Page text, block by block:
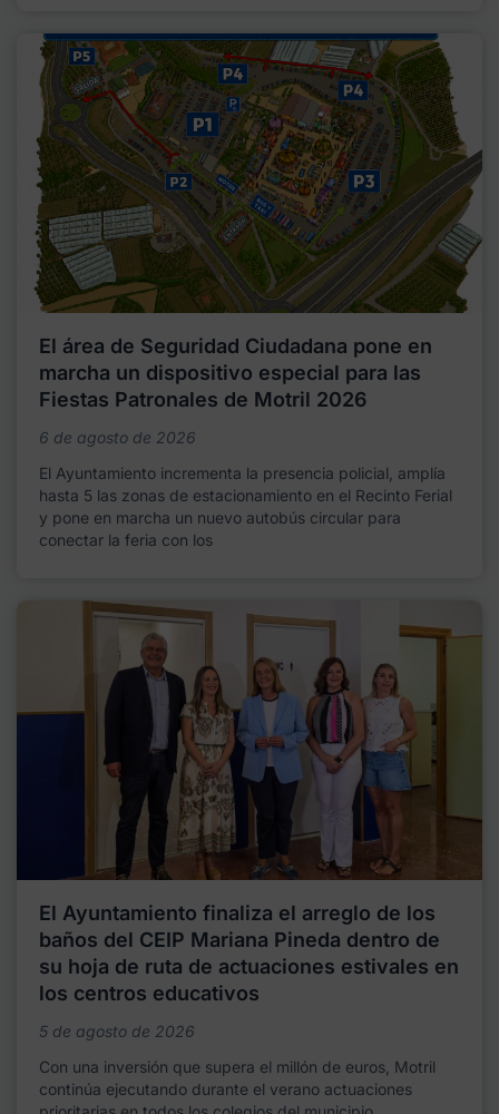
El área de Seguridad Ciudadana pone en
marcha un dispositivo especial para las
Fiestas Patronales de Motril 2026
6 de agosto de 2026
El Ayuntamiento incrementa la presencia policial, amplía
hasta 5 las zonas de estacionamiento en el Recinto Ferial
y pone en marcha un nuevo autobús circular para
conectar la feria con los
El Ayuntamiento finaliza el arreglo de los
baños del CEIP Mariana Pineda dentro de
su hoja de ruta de actuaciones estivales en
los centros educativos
5 de agosto de 2026
Con una inversión que supera el millón de euros, Motril
continúa ejecutando durante el verano actuaciones